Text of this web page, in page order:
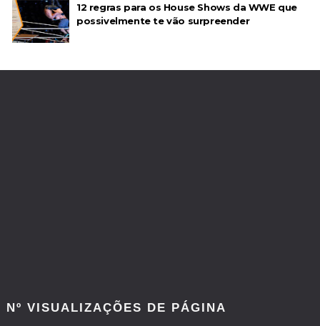
12 regras para os House Shows da WWE que
possivelmente te vão surpreender
Nº VISUALIZAÇÕES DE PÁGINA